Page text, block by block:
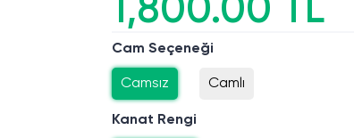
1,800.00 TL
Cam Seçeneği
Camsız Camlı
Kanat Rengi